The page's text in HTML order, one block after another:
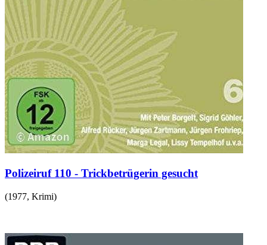
Polizeiruf 110 - Trickbetrügerin gesucht
(1977, Krimi)